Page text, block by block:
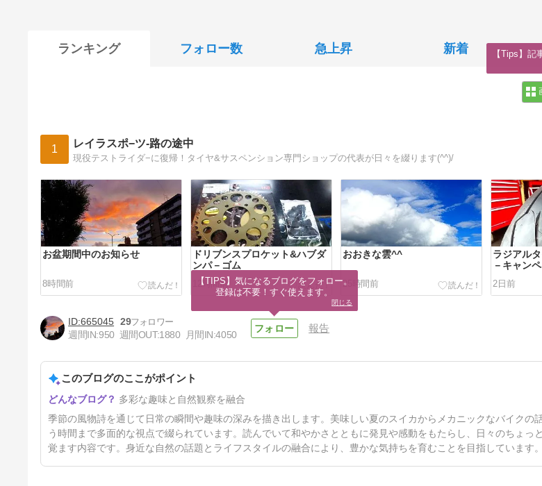
ランキング フォロー数 急上昇 新着
1 レイラスポ−ツ-路の途中
現役テストライダ−に復帰！タイヤ&サスペンション専門ショップの代表が日々を綴ります(^^)/
お盆期間中のお知らせ
8時間前
ドリブンスプロケット&ハブダ
ンパ－ゴム
12時間前
おおきな雲^^
25時間前
ラジアル
－キャン
2日前
百日紅
2日前
665045 29
週間IN:950 週間OUT:1880 月間IN:4050
報告
このブログのここがポイント
多彩な趣味と自然観察を融合
季節の風物詩を通じて日常の瞬間や趣味の深みを描き出します。美味しい夏のスイカからメカニックなバイクの
う時間まで多面的な視点で綴られています。読んでいて和やかさとともに発見や感動をもたらし、日々のちょっ
覚ます内容です。身近な自然の話題とライフスタイルの融合により、豊かな気持ちを育むことを目指しています。
【TIPS】気になるブログをフォロー。
登録は不要！すぐ使えます。
閉じる
【Tips】記